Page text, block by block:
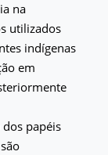
na
utilizados
indígenas
em
papéis